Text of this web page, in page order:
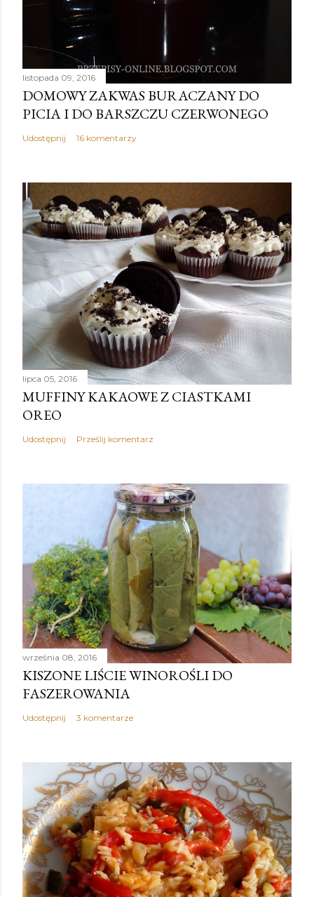
listopada 09, 2016
DOMOWY ZAKWAS BURACZANY DO
PICIA I DO BARSZCZU CZERWONEGO
Udostępnij 16 komentarzy
lipca 05, 2016
MUFFINY KAKAOWE Z CIASTKAMI
OREO
Udostępnij Prześlij komentarz
września 08, 2016
KISZONE LIŚCIE WINOROŚLI DO
FASZEROWANIA
Udostępnij 3 komentarze